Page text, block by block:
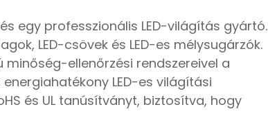
egy professzionális LED-világítás gyártó.
LED-csövek és LED-es mélysugárzók.
ellenőrzési rendszereivel a
LED-es világítási
és UL tanúsítványt, biztosítva, hogy